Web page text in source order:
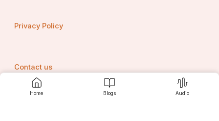
Home Blogs Audio
Privacy Policy
Contact us